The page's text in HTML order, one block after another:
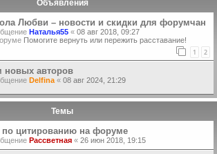
Объявления
Любви – новости и скидки для форумчан
Наталья55 « 08 авг 2018, 09:27
Помогите вернуть или пережить расставание!
1 2
новых авторов
Delfina « 08 авг 2024, 21:29
Темы
по цитированию на форуме
Рассветная « 26 июн 2018, 19:15